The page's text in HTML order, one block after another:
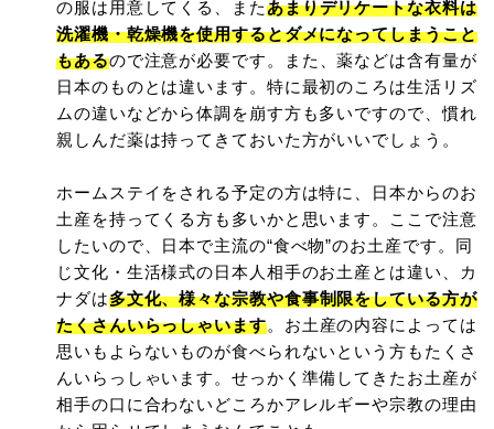
の服は用意してくる、またあまりデリケートな衣料は
洗濯機・乾燥機を使用するとダメになってしまうこと
もあるので注意が必要です。また、薬などは含有量が
日本のものとは違います。特に最初のころは生活リズ
ムの違いなどから体調を崩す方も多いですので、慣れ
親しんだ薬は持ってきておいた方がいいでしょう。
ホームステイをされる予定の方は特に、日本からのお
土産を持ってくる方も多いかと思います。ここで注意
したいので、日本で主流の“食べ物”のお土産です。同
じ文化・生活様式の日本人相手のお土産とは違い、カ
ナダは多文化、様々な宗教や食事制限をしている方が
たくさんいらっしゃいます。お土産の内容によっては
思いもよらないものが食べられないという方もたくさ
んいらっしゃいます。せっかく準備してきたお土産が
相手の口に合わないどころかアレルギーや宗教の理由